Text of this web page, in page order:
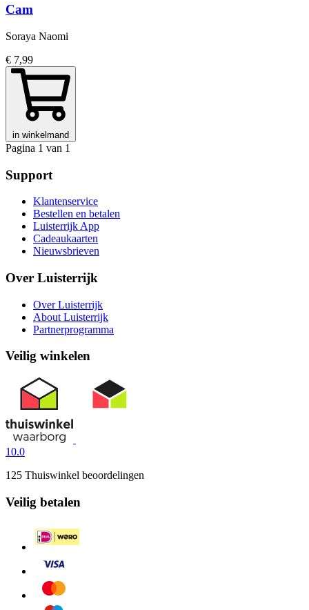
Cam
Soraya Naomi
€ 7,99
in winkelmand
Pagina 1 van 1
Support
Klantenservice
Bestellen en betalen
Luisterrijk App
Cadeaukaarten
Nieuwsbrieven
Over Luisterrijk
Over Luisterrijk
About Luisterrijk
Partnerprogramma
Veilig winkelen
10.0
125 Thuiswinkel beoordelingen
Veilig betalen